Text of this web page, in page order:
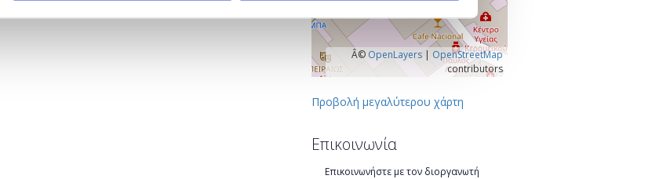
Â© OpenLayers| OpenStreetMap
contributors
Προβολή μεγαλύτερου χάρτη
Επικοινωνία
Επικοινωνήστε με τον διοργανωτή